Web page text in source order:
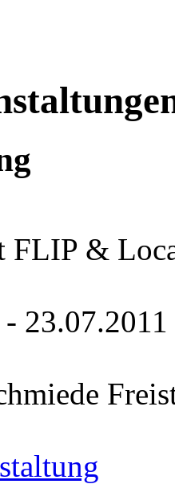
FLIP &
23.07.2011